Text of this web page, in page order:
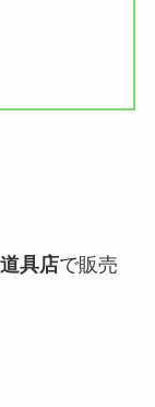
具店で販売